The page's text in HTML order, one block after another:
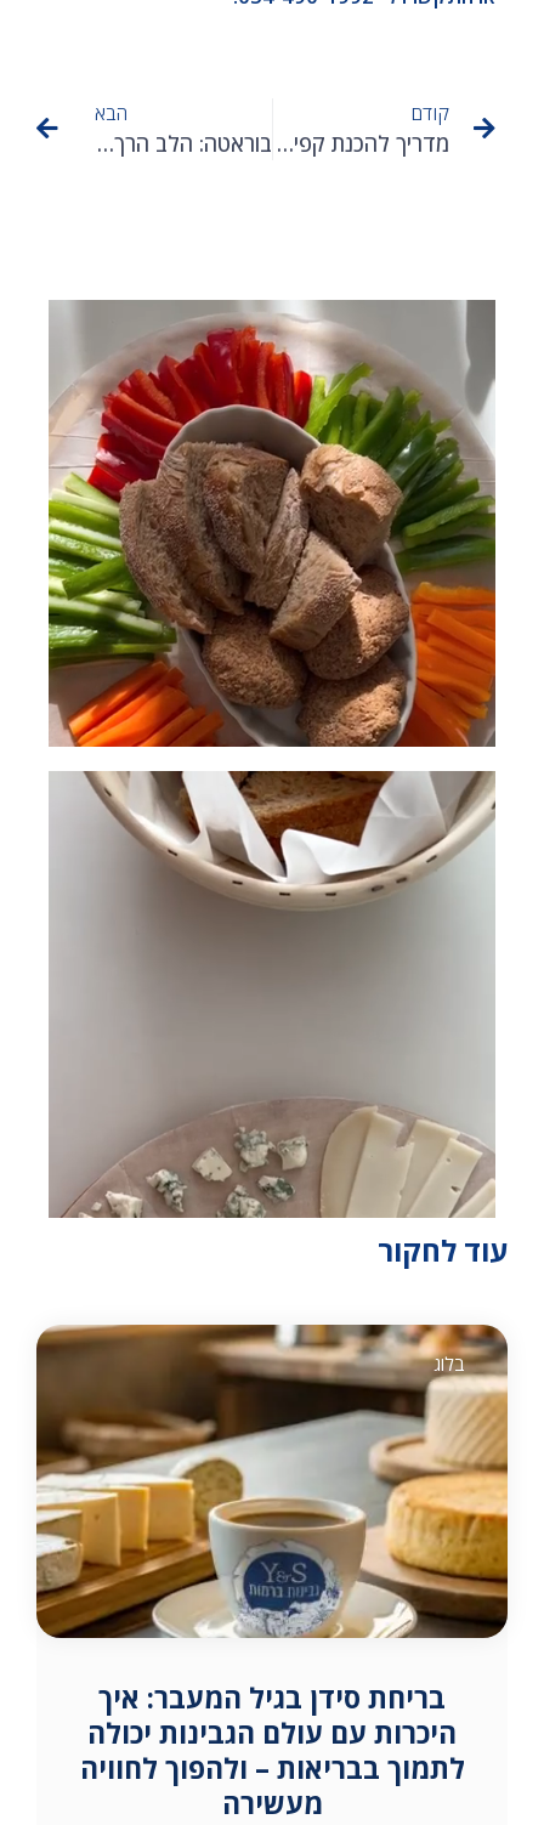
קודם
מדריך להכנת קפיר ביתי – משקה הפרוביוטיקה העתיק
הבא
בוראטה: הלב הרך של מוצרלה – אומנות המתיחה, המילוי והפינוק הטרי
עוד לחקור
בלוג
בריחת סידן בגיל המעבר: איך
היכרות עם עולם הגבינות יכולה
לתמוך בבריאות – ולהפוך לחוויה
מעשירה